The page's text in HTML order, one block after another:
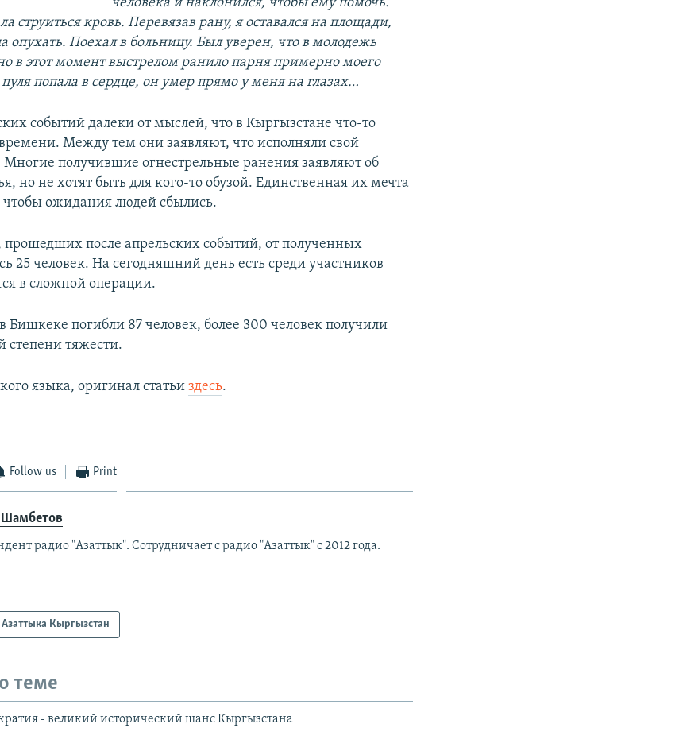
струиться кровь. Перевязав рану, я оставался на площади,
опухать. Поехал в больницу. Был уверен, что в молодежь
но в этот момент выстрелом ранило парня примерно моего
попала в сердце, он умер прямо у меня на глазах…
событий далеки от мыслей, что в Кыргызстане что-то
Между тем они заявляют, что исполняли свой
получившие огнестрельные ранения заявляют об
но не хотят быть для кого-то обузой. Единственная их мечта
чтобы ожидания людей сбылись.
прошедших после апрельских событий, от полученных
25 человек. На сегодняшний день есть среди участников
в сложной операции.
Бишкеке погибли 87 человек, более 300 человек получили
степени тяжести.
языка, оригинал статьиздесь.
Follow us Print
Шамбетов
радио "Азаттык". Сотрудничает с радио "Азаттык" с 2012 года.
Кыргызстан
теме
- великий исторический шанс Кыргызстана